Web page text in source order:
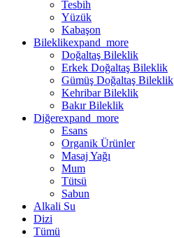
Tesbih
Yüzük
Kabaşon
Bileklikexpand_more
Doğaltaş Bileklik
Erkek Doğaltaş Bileklik
Gümüş Doğaltaş Bileklik
Kehribar Bileklik
Bakır Bileklik
Diğerexpand_more
Esans
Organik Ürünler
Masaj Yağı
Mum
Tütsü
Sabun
Alkali Su
Dizi
Tümü